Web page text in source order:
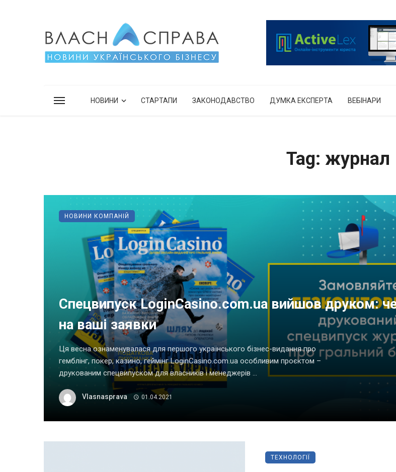
НОВИНИ СТАРТАПИ ЗАКОНОДАВСТВО ДУМКА ЕКСПЕРТА ВЕБІНАРИ
Tag: журнал
Спецвипуск LoginCasino.com.ua вийшов друком:
на ваші заявки
Ця весна ознаменувалася для першого українського бізнес-видання про
гемблінг, покер, казино, геймінг LoginCasino.com.ua особливим проєктом –
друкованим спецвипуском для власників і менеджерів ...
Vlasnasprava 01.04.2021
НОВИНИ КОМПАНІЙ
ТЕХНОЛОГІЇ